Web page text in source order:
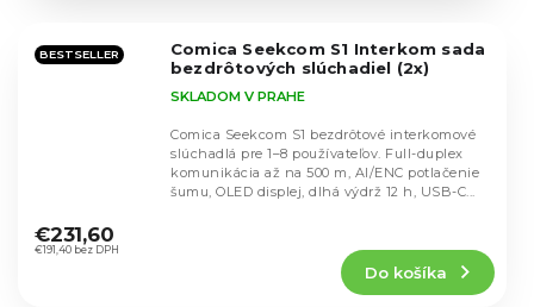
hviezdičiek.
BESTSELLER
Comica Seekcom S1 Interkom sada
bezdrôtových slúchadiel (2x)
hodnotenie
produktu
SKLADOM V PRAHE
€191,40 bez DPH
€231,60
Do košíka
Comica Seekcom S1 bezdrôtové interkomové
slúchadlá pre 1–8 používateľov. Full-duplex
komunikácia až na 500 m, AI/ENC potlačenie
šumu, OLED displej, dlhá výdrž 12 h, USB-C...